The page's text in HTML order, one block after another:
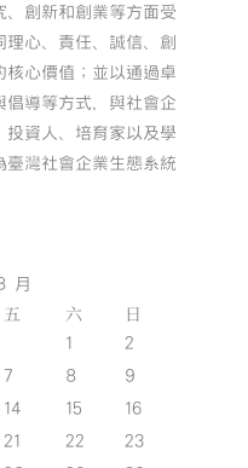
、創新和創業等方面受
心、責任、誠信、創
核心價值；並以通過卓
倡導等方式，與社會企
投資人、培育家以及學
臺灣社會企業生態系統
月
五 六 日
1
2
7 8
9
14 15
16
21 22
23